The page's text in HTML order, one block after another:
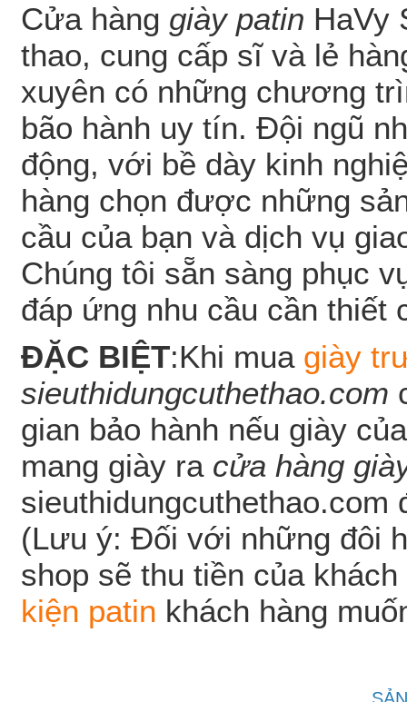
Cửa hàng giày patin HaVy
thao, cung cấp sĩ và lẻ
xuyên có những chương
bão hành uy tín. Đội ngũ
động, với bề dày kinh
hàng chọn được những
cầu của bạn và dịch vụ
Chúng tôi sẵn sàng phục
đáp ứng nhu cầu cần thiết
ĐẶC BIỆT:Khi mua giày
sieuthidungcuthethao.com
gian bảo hành nếu giày
mang giày ra cửa hàng
(Lưu ý: Đối với những đôi
shop sẽ thu tiền của
kiện patin khách hàng